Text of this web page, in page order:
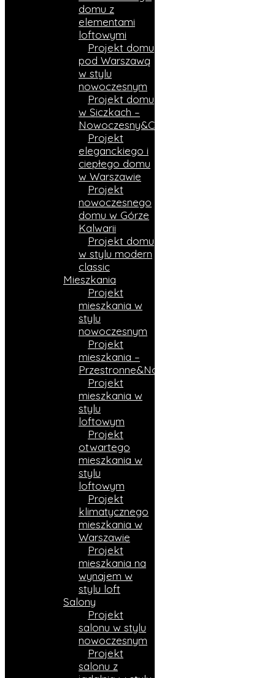
domu z
elementami
loftowymi
Projekt domu
pod Warszawą
w stylu
nowoczesnym
Projekt domu
w Siczkach –
Nowoczesny&Ciepły
Projekt
eleganckiego i
ciepłego domu
w Warszawie
Projekt
nowoczesnego
domu w Górze
Kalwarii
Projekt domu
w stylu modern
classic
Mieszkania
Projekt
mieszkania w
stylu
nowoczesnym
Projekt
mieszkania –
Przestronne&Nowoczesne
Projekt
mieszkania w
stylu
loftowym
Projekt
otwartego
mieszkania w
stylu
loftowym
Projekt
klimatycznego
mieszkania w
Warszawie
Projekt
mieszkania na
wynajem w
stylu loft
Salony
Projekt
salonu w stylu
nowoczesnym
Projekt
salonu z